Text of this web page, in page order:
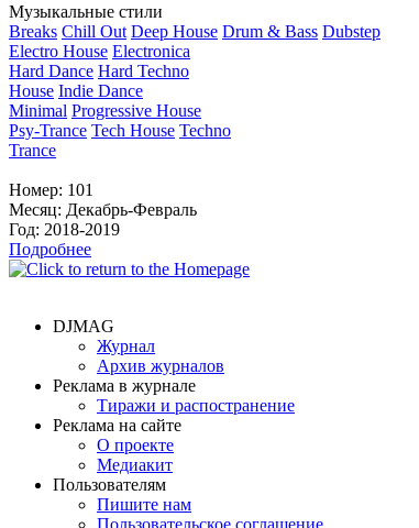
Музыкальные стили
Breaks Chill Out Deep House Drum & Bass Dubstep
Electro House Electronica
Hard Dance Hard Techno
House Indie Dance
Minimal Progressive House
Psy-Trance Tech House Techno
Trance
Номер: 101
Месяц: Декабрь-Февраль
Год: 2018-2019
Подробнее
DJMAG
Журнал
Архив журналов
Реклама в журнале
Тиражи и распостранение
Реклама на сайте
О проекте
Медиакит
Пользователям
Пишите нам
Пользовательское соглашение